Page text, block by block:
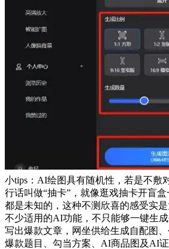
小tips：AI绘图具有随机性，若是不敷
行话叫做“抽卡”，就像逛戏抽卡开盲
都是未知的，这种不测欣喜的感受实
不少适用的AI功能，不只能够一键生
写出爆款文章，网坐供给生成自配图、
爆款题目、勾当方案、AI商品图及AI